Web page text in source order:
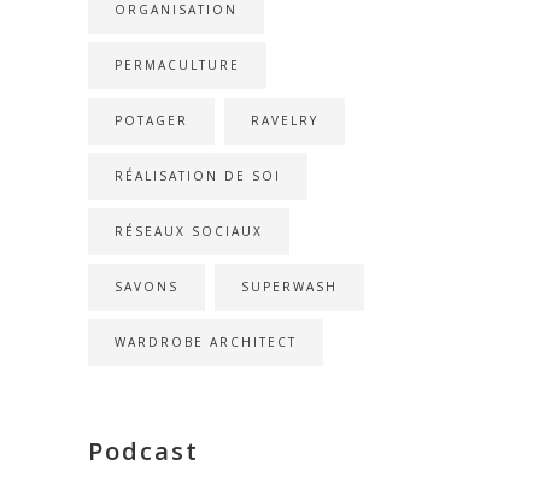
ORGANISATION
PERMACULTURE
POTAGER RAVELRY
RÉALISATION DE SOI
RÉSEAUX SOCIAUX
SAVONS SUPERWASH
WARDROBE ARCHITECT
Podcast